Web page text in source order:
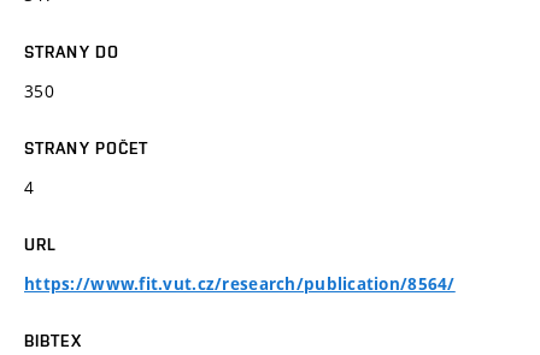
STRANY DO
350
STRANY POČET
4
URL
https://www.fit.vut.cz/research/publication/8564/
BIBTEX